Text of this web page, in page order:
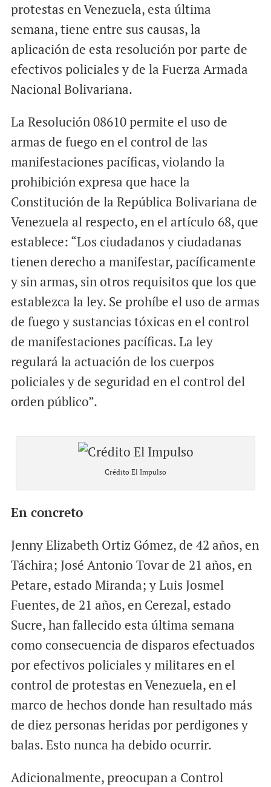
protestas en Venezuela, esta última
semana, tiene entre sus causas, la
aplicación de esta resolución por parte de
efectivos policiales y de la Fuerza Armada
Nacional Bolivariana.
La Resolución 08610 permite el uso de
armas de fuego en el control de las
manifestaciones pacíficas, violando la
prohibición expresa que hace la
Constitución de la República Bolivariana de
Venezuela al respecto, en el artículo 68, que
establece: “Los ciudadanos y ciudadanas
tienen derecho a manifestar, pacíficamente
y sin armas, sin otros requisitos que los que
establezca la ley. Se prohíbe el uso de armas
de fuego y sustancias tóxicas en el control
de manifestaciones pacíficas. La ley
regulará la actuación de los cuerpos
policiales y de seguridad en el control del
orden público”.
Crédito El Impulso
En concreto
Jenny Elizabeth Ortiz Gómez, de 42 años, en
Táchira; José Antonio Tovar de 21 años, en
Petare, estado Miranda; y Luis Josmel
Fuentes, de 21 años, en Cerezal, estado
Sucre, han fallecido esta última semana
como consecuencia de disparos efectuados
por efectivos policiales y militares en el
control de protestas en Venezuela, en el
marco de hechos donde han resultado más
de diez personas heridas por perdigones y
balas. Esto nunca ha debido ocurrir.
Adicionalmente, preocupan a Control